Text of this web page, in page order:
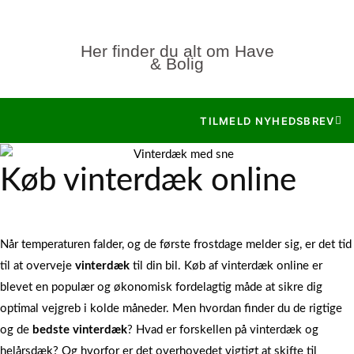
Her finder du alt om Have
& Bolig
TILMELD NYHEDSBREV
Køb vinterdæk online
Når temperaturen falder, og de første frostdage melder sig, er det tid
til at overveje vinterdæk til din bil. Køb af vinterdæk online er
blevet en populær og økonomisk fordelagtig måde at sikre dig
optimal vejgreb i kolde måneder. Men hvordan finder du de rigtige
og de bedste vinterdæk? Hvad er forskellen på vinterdæk og
helårsdæk? Og hvorfor er det overhovedet vigtigt at skifte til